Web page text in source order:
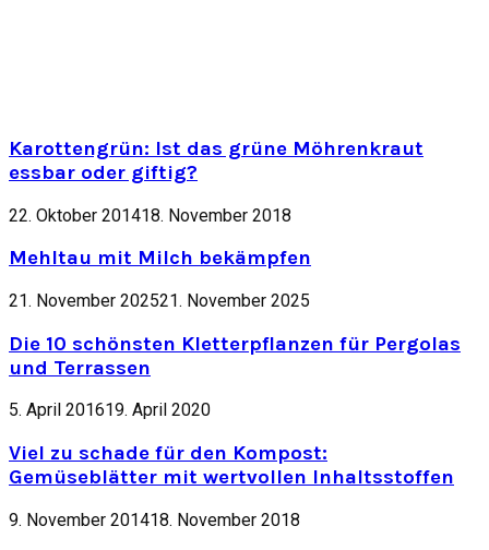
Karottengrün: Ist das grüne Möhrenkraut
essbar oder giftig?
22. Oktober 201418. November 2018
Mehltau mit Milch bekämpfen
21. November 202521. November 2025
Die 10 schönsten Kletterpflanzen für Pergolas
und Terrassen
5. April 201619. April 2020
Viel zu schade für den Kompost:
Gemüseblätter mit wertvollen Inhaltsstoffen
9. November 201418. November 2018